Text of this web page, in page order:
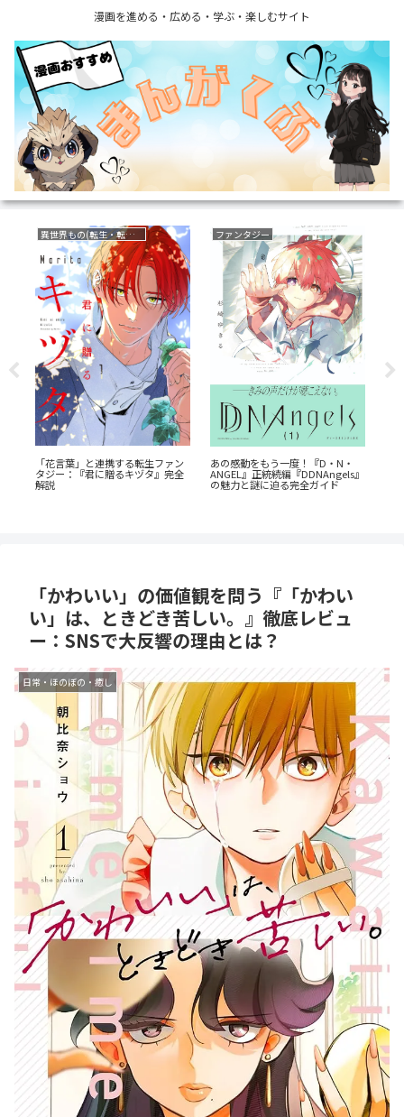
漫画を進める・広める・学ぶ・楽しむサイト
異世界もの(転生・転移・成り上がり・異世界ファンタジー)
「花言葉」と連携する転生ファン
タジー：『君に贈るキヅタ』完全
解説
ファンタジー
あの感動をもう一度！『D・N・
ANGEL』正統続編『DDNAngels』
の魅力と謎に迫る完全ガイド
「かわいい」の価値観を問う『「かわい
い」は、ときどき苦しい。』徹底レビュ
ー：SNSで大反響の理由とは？
日常・ほのぼの・癒し